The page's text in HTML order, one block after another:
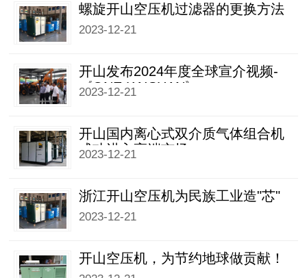
螺旋开山空压机过滤器的更换方法
2023-12-21
开山发布2024年度全球宣介视频-
《ONE KAISHAN》
2023-12-21
开山国内离心式双介质气体组合机
成功进入高端市场
2023-12-21
浙江开山空压机为民族工业造"芯"
2023-12-21
开山空压机，为节约地球做贡献！